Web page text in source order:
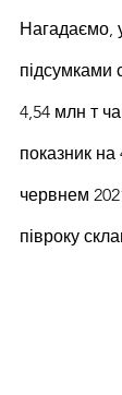
Нагадаємо,
підсумками
4,54 млн т
показник на
червнем
півроку